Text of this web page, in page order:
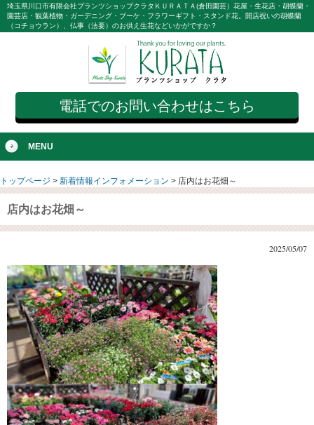
埼玉県川口市有限会社プランツショップクラタＫＵＲＡＴＡ(倉田園芸）花屋・生花店・胡蝶蘭・
園芸店・観葉植物・ガーデニング・ブーケ・フラワーギフト・スタンド花。開店祝いの胡蝶蘭
（コチョウラン）、仏事（法要）のお供え生花などいかがですか？
電話でのお問い合わせはこちら
MENU
トップページ > 新着情報インフォメーション > 店内はお花畑～
店内はお花畑～
2025/05/07